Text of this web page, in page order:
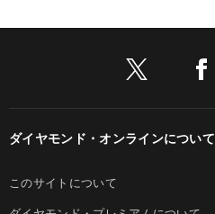
ダイヤモンド・オンラインについて
このサイトについて